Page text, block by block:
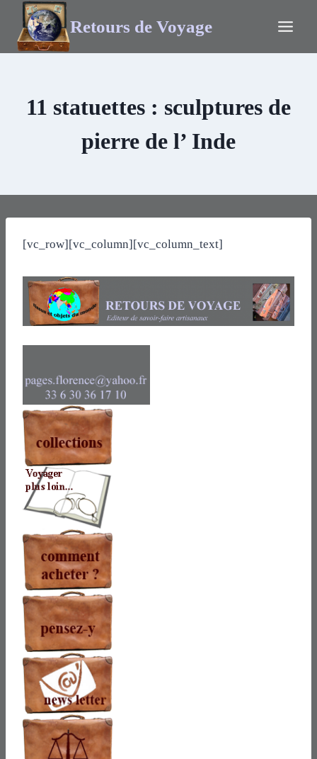
Retours de Voyage
11 statuettes : sculptures de
pierre de l’ Inde
[vc_row][vc_column][vc_column_text]